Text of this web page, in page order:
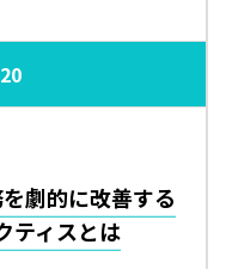
劇的に改善する
ティスとは